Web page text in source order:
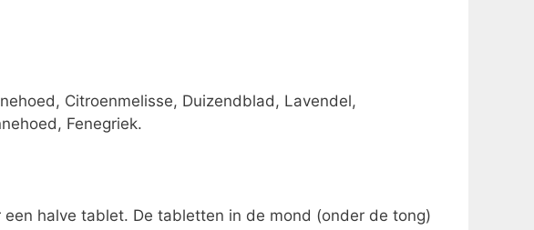
Citroenmelisse, Duizendblad, Lavendel,
Fenegriek.
halve tablet. De tabletten in de mond (onder de tong)